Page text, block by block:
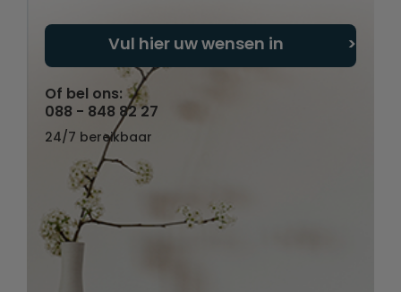
Vul hier uw wensen in
Of bel ons:
088 - 848 82 27
24/7 bereikbaar